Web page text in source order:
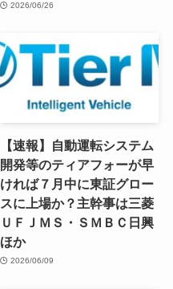
2026/06/26
【速報】自動運転システム
開発等のティアフォーが早
ければ７月中に東証グロー
スに上場か？主幹事は三菱
ＵＦＪＭＳ・ＳＭＢＣ日興
ほか
2026/06/09